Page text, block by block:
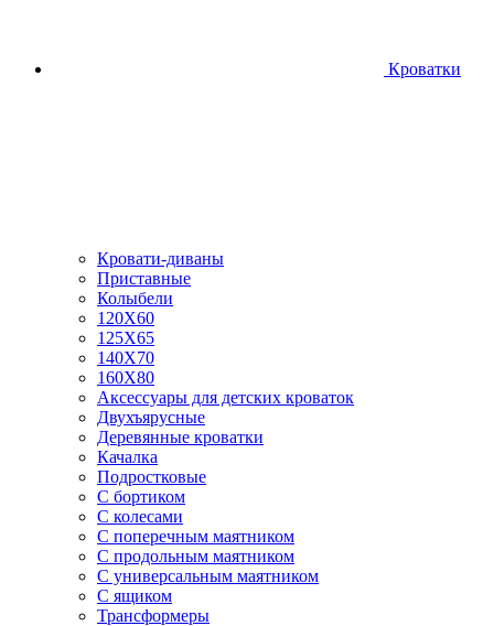
Кроватки
Кровати-диваны
Приставные
Колыбели
120Х60
125X65
140Х70
160Х80
Аксессуары для детских кроваток
Двухъярусные
Деревянные кроватки
Качалка
Подростковые
С бортиком
С колесами
С поперечным маятником
С продольным маятником
С универсальным маятником
С ящиком
Трансформеры